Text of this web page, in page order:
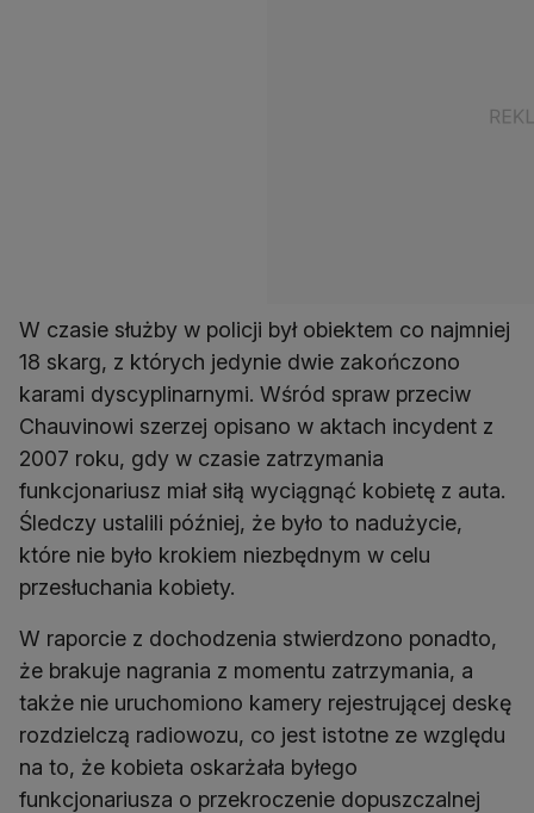
W czasie służby w policji był obiektem co najmniej
18 skarg, z których jedynie dwie zakończono
karami dyscyplinarnymi. Wśród spraw przeciw
Chauvinowi szerzej opisano w aktach incydent z
2007 roku, gdy w czasie zatrzymania
funkcjonariusz miał siłą wyciągnąć kobietę z auta.
Śledczy ustalili później, że było to nadużycie,
które nie było krokiem niezbędnym w celu
przesłuchania kobiety.
W raporcie z dochodzenia stwierdzono ponadto,
że brakuje nagrania z momentu zatrzymania, a
także nie uruchomiono kamery rejestrującej deskę
rozdzielczą radiowozu, co jest istotne ze względu
na to, że kobieta oskarżała byłego
funkcjonariusza o przekroczenie dopuszczalnej